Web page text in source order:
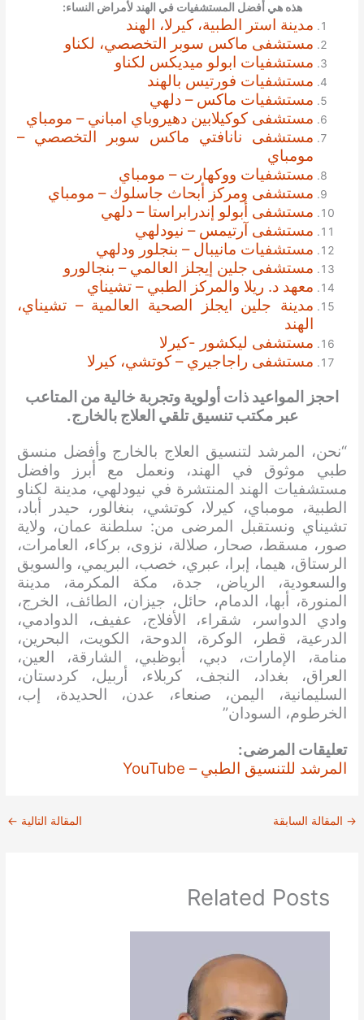
هذه هي أفضل المستشفيات في الهند لأمراض النساء:
مدينة استر الطبية، كيرلا، الهند
مستشفى ماكس سوبر التخصصي، لكناو
مستشفيات ابولو ميديكس لكناو
مستشفيات فورتيس بالهند
مستشفيات ماكس – دلهي
مستشفى كوكيلابين دهيروباي امباني – مومباي
مستشفى نانافتي ماكس سوبر التخصصي –
مومباي
مستشفيات ووكهارت – مومباي
مستشفى ومركز أبحاث جاسلوك – مومباي
مستشفى أبولو إندرابراستا – دلهي
مستشفى آرتيمس – نيودلهي
مستشفيات مانيبال – بنجلور ودلهي
مستشفى جلين إيجلز العالمي – بنجالورو
معهد د. ريلا والمركز الطبي – تشيناي
مدينة جلين ايجلز الصحية العالمية – تشيناي،
الهند
مستشفى ليكشور -كيرلا
مستشفى راجاجيري – كوتشي، كيرلا
احجز المواعيد ذات أولوية وتجربة خالية من المتاعب
عبر مكتب تنسيق تلقي العلاج بالخارج.
“نحن، المرشد لتنسيق العلاج بالخارج وأفضل منسق
طبي موثوق في الهند، ونعمل مع أبرز وافضل
مستشفيات الهند المنتشرة في نيودلهي، مدينة لكناو
الطبية، مومباي، كيرلا، كوتشي، بنغالور، حيدر أباد،
تشيناي ونستقبل المرضى من: سلطنة عمان، ولاية
صور، مسقط، صحار، صلالة، نزوى، بركاء، العامرات،
الرستاق، هيما، إبرا، عبري، خصب، البريمي، والسويق
والسعودية، الرياض، جدة، مكة المكرمة، مدينة
المنورة، أبها، الدمام، حائل، جيزان، الطائف، الخرج،
وادي الدواسر، شقراء، الأفلاج، عفيف، الدوادمي،
الدرعية، قطر، الوكرة، الدوحة، الكويت، البحرين،
منامة، الإمارات، دبي، أبوظبي، الشارقة، العين،
العراق، بغداد، النجف، كربلاء، أربيل، كردستان،
السليمانية، اليمن، صنعاء، عدن، الحديدة، إب،
الخرطوم، السودان”
تعليقات المرضى:
المرشد للتنسيق الطبي – YouTube
→ المقالة السابقة المقالة التالية ←
Related Posts